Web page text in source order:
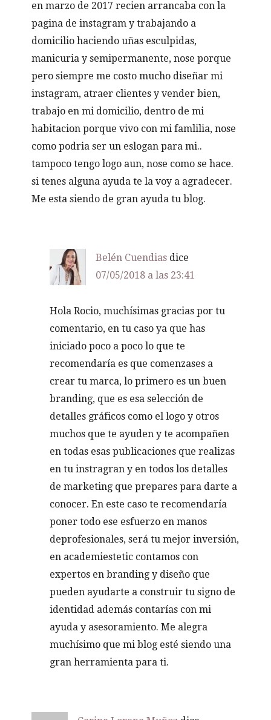
en marzo de 2017 recien arrancaba con la
pagina de instagram y trabajando a
domicilio haciendo uñas esculpidas,
manicuria y semipermanente, nose porque
pero siempre me costo mucho diseñar mi
instagram, atraer clientes y vender bien,
trabajo en mi domicilio, dentro de mi
habitacion porque vivo con mi famlilia, nose
como podria ser un eslogan para mi..
tampoco tengo logo aun, nose como se hace.
si tenes alguna ayuda te la voy a agradecer.
Me esta siendo de gran ayuda tu blog.
Belén Cuendias dice
07/05/2018 a las 23:41
Hola Rocio, muchísimas gracias por tu
comentario, en tu caso ya que has
iniciado poco a poco lo que te
recomendaría es que comenzases a
crear tu marca, lo primero es un buen
branding, que es esa selección de
detalles gráficos como el logo y otros
muchos que te ayuden y te acompañen
en todas esas publicaciones que realizas
en tu instragran y en todos los detalles
de marketing que prepares para darte a
conocer. En este caso te recomendaría
poner todo ese esfuerzo en manos
deprofesionales, será tu mejor inversión,
en academiestetic contamos con
expertos en branding y diseño que
pueden ayudarte a construir tu signo de
identidad además contarías con mi
ayuda y asesoramiento. Me alegra
muchísimo que mi blog esté siendo una
gran herramienta para ti.